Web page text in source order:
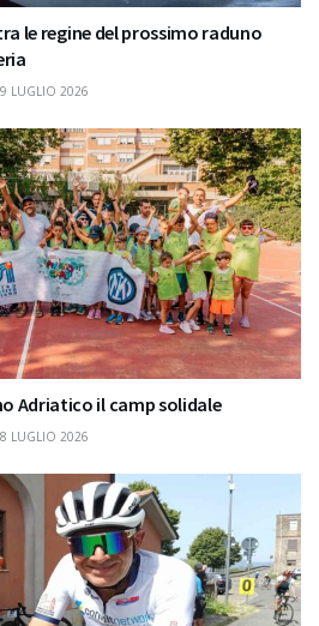
le regine del prossimo raduno
LUGLIO 2026
Adriatico il camp solidale
LUGLIO 2026